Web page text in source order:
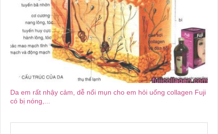
Da em rất nhậy cảm, dễ nổi mụn cho em hỏi uống collagen Fuji
có bị nóng,...